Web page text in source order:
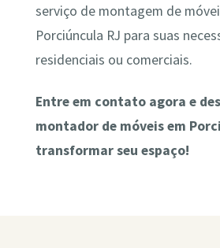
serviço de montagem de
Porciúncula RJ para suas
residenciais ou comerciais.
Entre em contato agora e
montador de móveis em
transformar seu espaço!